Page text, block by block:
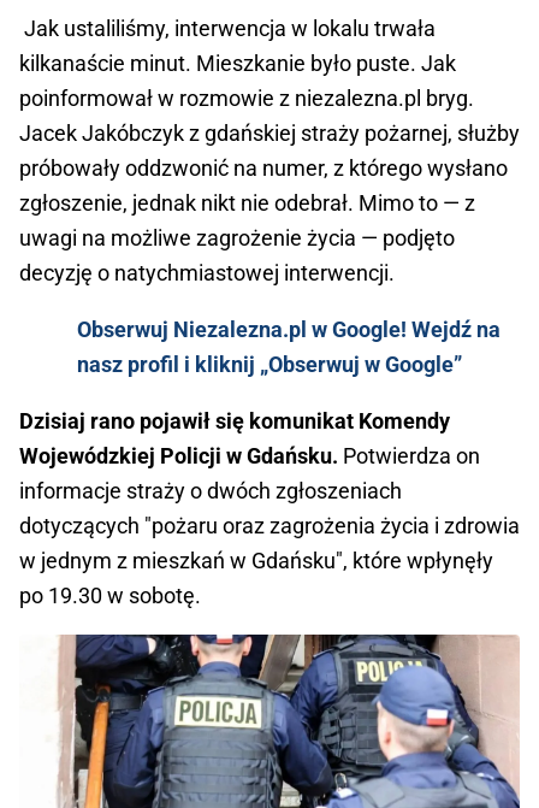
Jak ustaliliśmy, interwencja w lokalu trwała
kilkanaście minut. Mieszkanie było puste. Jak
poinformował w rozmowie z niezalezna.pl bryg.
Jacek Jakóbczyk z gdańskiej straży pożarnej, służby
próbowały oddzwonić na numer, z którego wysłano
zgłoszenie, jednak nikt nie odebrał. Mimo to — z
uwagi na możliwe zagrożenie życia — podjęto
decyzję o natychmiastowej interwencji.
Obserwuj Niezalezna.pl w Google! Wejdź na
nasz profil i kliknij „Obserwuj w Google”
Dzisiaj rano pojawił się komunikat Komendy
Wojewódzkiej Policji w Gdańsku. Potwierdza on
informacje straży o dwóch zgłoszeniach
dotyczących "pożaru oraz zagrożenia życia i zdrowia
w jednym z mieszkań w Gdańsku", które wpłynęły
po 19.30 w sobotę.